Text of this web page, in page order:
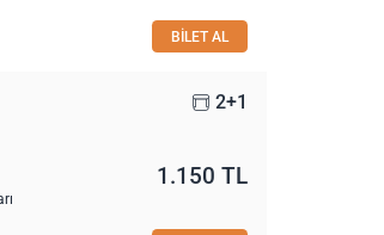
BİLET AL
2+1
1.150 TL